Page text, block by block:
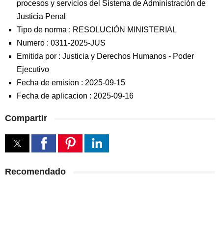
procesos y servicios del Sistema de Administración de
Justicia Penal
Tipo de norma : RESOLUCIÓN MINISTERIAL
Numero : 0311-2025-JUS
Emitida por : Justicia y Derechos Humanos - Poder
Ejecutivo
Fecha de emision : 2025-09-15
Fecha de aplicacion : 2025-09-16
Compartir
Recomendado